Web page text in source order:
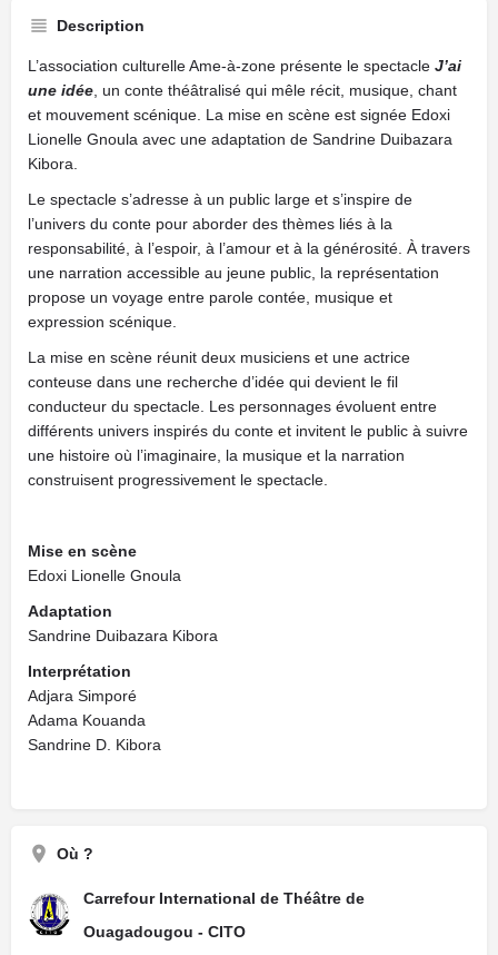
Description
L’association culturelle Ame-à-zone présente le spectacle J’ai
une idée , un conte théâtralisé qui mêle récit, musique, chant
et mouvement scénique. La mise en scène est signée Edoxi
Lionelle Gnoula avec une adaptation de Sandrine Duibazara
Kibora.
Le spectacle s’adresse à un public large et s’inspire de
l’univers du conte pour aborder des thèmes liés à la
responsabilité, à l’espoir, à l’amour et à la générosité. À travers
une narration accessible au jeune public, la représentation
propose un voyage entre parole contée, musique et
expression scénique.
La mise en scène réunit deux musiciens et une actrice
conteuse dans une recherche d’idée qui devient le fil
conducteur du spectacle. Les personnages évoluent entre
différents univers inspirés du conte et invitent le public à suivre
une histoire où l’imaginaire, la musique et la narration
construisent progressivement le spectacle.
Mise en scène
Edoxi Lionelle Gnoula
Adaptation
Sandrine Duibazara Kibora
Interprétation
Adjara Simporé
Adama Kouanda
Sandrine D. Kibora
Où ?
Carrefour International de Théâtre de
Ouagadougou - CITO